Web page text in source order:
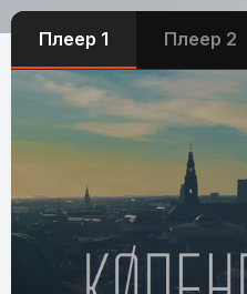
Плеер 1 Плеер 2